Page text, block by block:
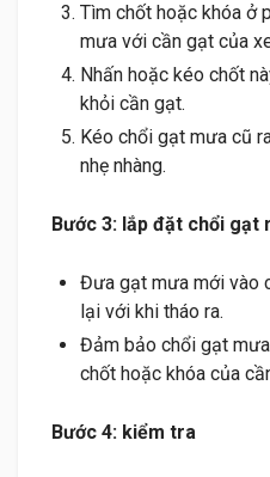
Tìm chốt hoặc khóa ở
mưa với cần gạt của
Nhấn hoặc kéo chốt
khỏi cần gạt.
Kéo chổi gạt mưa cũ
nhẹ nhàng.
Bước 3: lắp đặt chổi gạt
Đưa gạt mưa mới vào
lại với khi tháo ra.
Đảm bảo chổi gạt
chốt hoặc khóa của
Bước 4: kiểm tra